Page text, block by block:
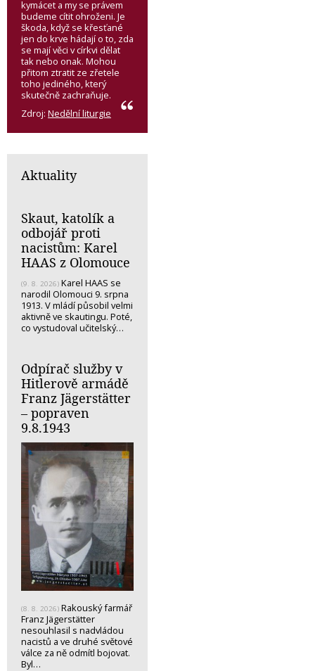
kymácet a my se právem
budeme cítit ohroženi. Je
škoda, když se křesťané
jen do krve hádají o to, zda
se mají věci v církvi dělat
tak nebo onak. Mohou
přitom ztratit ze zřetele
toho jediného, který
skutečně zachraňuje.
Zdroj: Nedělní liturgie
Aktuality
Skaut, katolík a
odbojář proti
nacistům: Karel
HAAS z Olomouce
(9. 8. 2026) Karel HAAS se
narodil Olomouci 9. srpna
1913. V mládí působil velmi
aktivně ve skautingu. Poté,
co vystudoval učitelský…
Odpírač služby v
Hitlerově armádě
Franz Jägerstätter
– popraven
9.8.1943
(8. 8. 2026) Rakouský farmář
Franz Jägerstätter
nesouhlasil s nadvládou
nacistů a ve druhé světové
válce za ně odmítl bojovat.
Byl…